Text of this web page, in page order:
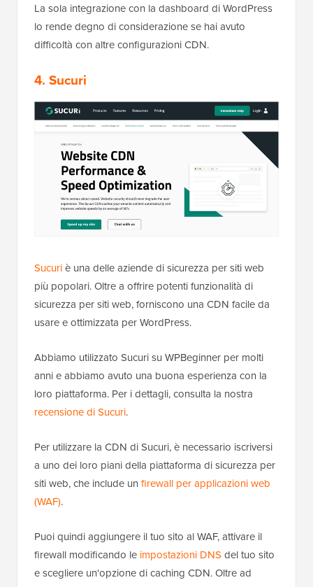
La sola integrazione con la dashboard di WordPress
lo rende degno di considerazione se hai avuto
difficoltà con altre configurazioni CDN.
4. Sucuri
Sucuriè una delle aziende di sicurezza per siti web
più popolari. Oltre a offrire potenti funzionalità di
sicurezza per siti web, forniscono una CDN facile da
usare e ottimizzata per WordPress.
Abbiamo utilizzato Sucuri su WPBeginner per molti
anni e abbiamo avuto una buona esperienza con la
loro piattaforma. Per i dettagli, consulta la nostra
recensione di Sucuri.
Per utilizzare la CDN di Sucuri, è necessario iscriversi
a uno dei loro piani della piattaforma di sicurezza per
siti web, che include un firewall per applicazioni web
(WAF).
Puoi quindi aggiungere il tuo sito al WAF, attivare il
firewall modificando le impostazioni DNS del tuo sito
e scegliere un'opzione di caching CDN. Oltre ad